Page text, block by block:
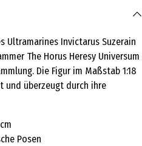
Ultramarines Invictarus Suzerain
The Horus Heresy Universum
Die Figur im Maßstab 1:18
und überzeugt durch ihre
Posen